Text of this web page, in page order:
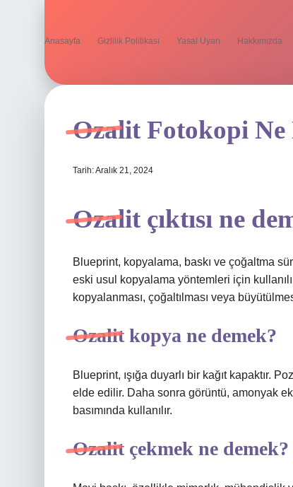
Anasayfa Gizlilik Politikası Yasal Uyarı Hakkımızda
Ozalit Fotokopi Ne
Tarih: Aralık 21, 2024
Ozalit çıktısı ne
Blueprint, kopyalama, baskı ve çoğaltma
eski usul kopyalama yöntemleri için
kopyalanması, çoğaltılması veya
Ozalit kopya ne demek?
Blueprint, ışığa duyarlı bir kağıt kapaktır.
elde edilir. Daha sonra görüntü, amonyak
basımında kullanılır.
Ozalit çekmek ne demek?